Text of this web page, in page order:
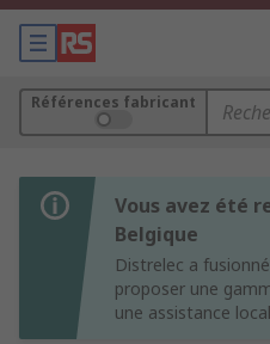
Références fabricant
Vous avez été
Belgique
Distrelec a
proposer une
une assistance